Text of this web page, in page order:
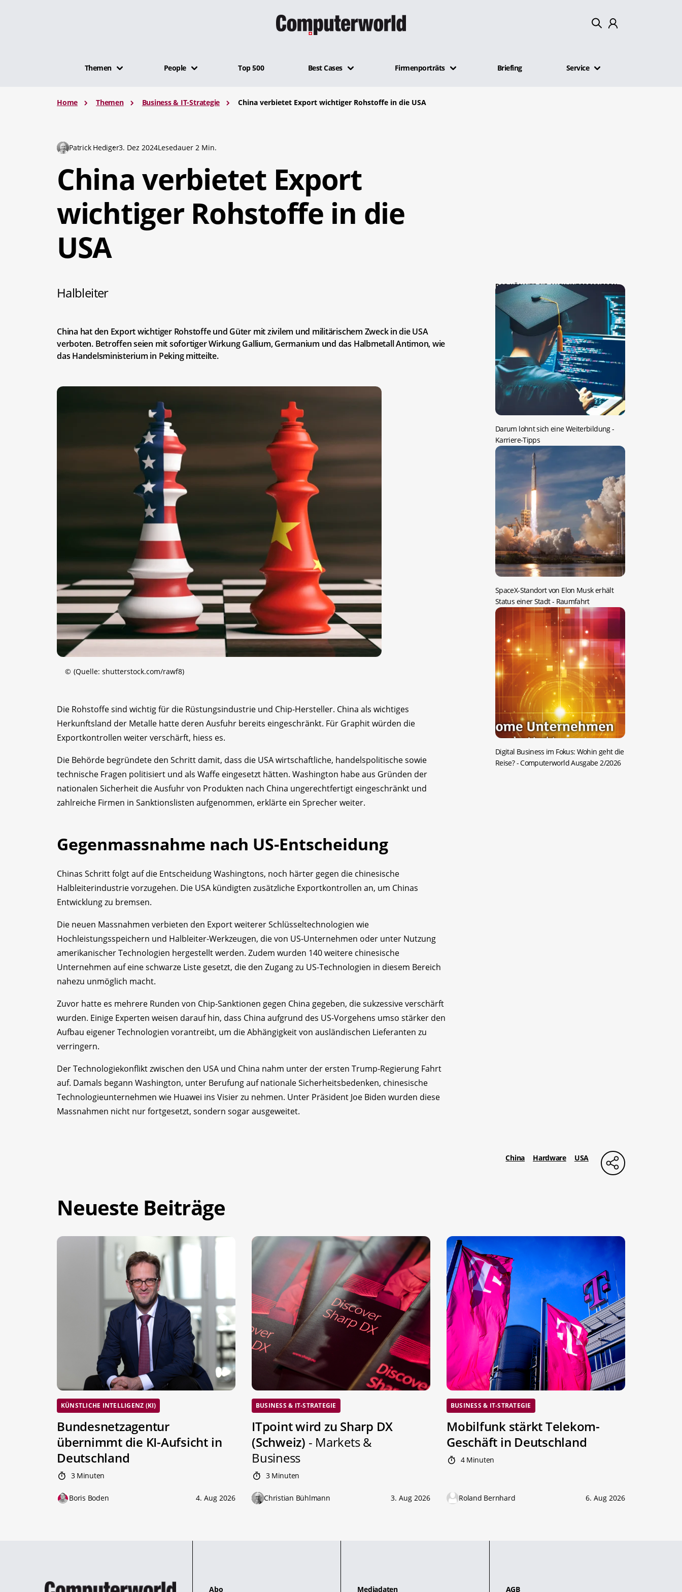
Themen People Top 500 Best Cases Firmenporträts Briefing Service
Home Themen Business & IT-Strategie China verbietet Export wichtiger Rohstoffe in die USA
Patrick Hediger3. Dez 2024Lesedauer 2 Min.
China verbietet Export
wichtiger Rohstoffe in die
USA
Halbleiter
China hat den Export wichtiger Rohstoffe und Güter mit zivilem und militärischem Zweck in die USA
verboten. Betroffen seien mit sofortiger Wirkung Gallium, Germanium und das Halbmetall Antimon, wie
das Handelsministerium in Peking mitteilte.
© (Quelle: shutterstock.com/rawf8)
Die Rohstoffe sind wichtig für die Rüstungsindustrie und Chip-Hersteller. China als wichtiges
Herkunftsland der Metalle hatte deren Ausfuhr bereits eingeschränkt. Für Graphit würden die
Exportkontrollen weiter verschärft, hiess es.
Die Behörde begründete den Schritt damit, dass die USA wirtschaftliche, handelspolitische sowie
technische Fragen politisiert und als Waffe eingesetzt hätten. Washington habe aus Gründen der
nationalen Sicherheit die Ausfuhr von Produkten nach China ungerechtfertigt eingeschränkt und
zahlreiche Firmen in Sanktionslisten aufgenommen, erklärte ein Sprecher weiter.
Gegenmassnahme nach US-Entscheidung
Chinas Schritt folgt auf die Entscheidung Washingtons, noch härter gegen die chinesische
Halbleiterindustrie vorzugehen. Die USA kündigten zusätzliche Exportkontrollen an, um Chinas
Entwicklung zu bremsen.
Die neuen Massnahmen verbieten den Export weiterer Schlüsseltechnologien wie
Hochleistungsspeichern und Halbleiter-Werkzeugen, die von US-Unternehmen oder unter Nutzung
amerikanischer Technologien hergestellt werden. Zudem wurden 140 weitere chinesische
Unternehmen auf eine schwarze Liste gesetzt, die den Zugang zu US-Technologien in diesem Bereich
nahezu unmöglich macht.
Zuvor hatte es mehrere Runden von Chip-Sanktionen gegen China gegeben, die sukzessive verschärft
wurden. Einige Experten weisen darauf hin, dass China aufgrund des US-Vorgehens umso stärker den
Aufbau eigener Technologien vorantreibt, um die Abhängigkeit von ausländischen Lieferanten zu
verringern.
Der Technologiekonflikt zwischen den USA und China nahm unter der ersten Trump-Regierung Fahrt
auf. Damals begann Washington, unter Berufung auf nationale Sicherheitsbedenken, chinesische
Technologieunternehmen wie Huawei ins Visier zu nehmen. Unter Präsident Joe Biden wurden diese
Massnahmen nicht nur fortgesetzt, sondern sogar ausgeweitet.
DAS KÖNNTE SIE AUCH INTERESSIEREN:
Darum lohnt sich eine Weiterbildung-
Karriere-Tipps
SpaceX-Standort von Elon Musk erhält
Status einer Stadt- Raumfahrt
Digital Business im Fokus: Wohin geht die
Reise?- Computerworld Ausgabe 2/2026
China Hardware USA
Neueste Beiträge
KÜNSTLICHE INTELLIGENZ (KI)
Bundesnetzagentur
übernimmt die KI-Aufsicht in
Deutschland
3 Minuten
Boris Boden 4. Aug 2026
BUSINESS & IT-STRATEGIE
ITpoint wird zu Sharp DX
(Schweiz) - Markets &
Business
3 Minuten
Christian Bühlmann 3. Aug 2026
BUSINESS & IT-STRATEGIE
Mobilfunk stärkt Telekom-
Geschäft in Deutschland
4 Minuten
Roland Bernhard 6. Aug 2026
Abo Mediadaten AGB